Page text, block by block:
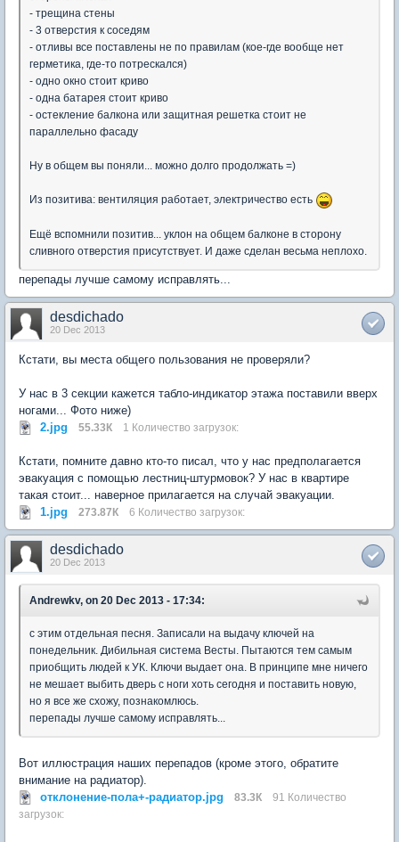
- трещина стены
- 3 отверстия к соседям
- отливы все поставлены не по правилам (кое-где вообще нет
герметика, где-то потрескался)
- одно окно стоит криво
- одна батарея стоит криво
- остекление балкона или защитная решетка стоит не
параллельно фасаду
Ну в общем вы поняли... можно долго продолжать =)
Из позитива: вентиляция работает, электричество есть
Ещё вспомнили позитив... уклон на общем балконе в сторону
сливного отверстия присутствует. И даже сделан весьма неплохо.
перепады лучше самому исправлять...
desdichado
20 Dec 2013
Кстати, вы места общего пользования не проверяли?
У нас в 3 секции кажется табло-индикатор этажа поставили вверх
ногами... Фото ниже)
2.jpg
55.33К 1 Количество загрузок:
Кстати, помните давно кто-то писал, что у нас предполагается
эвакуация с помощью лестниц-штурмовок? У нас в квартире
такая стоит... наверное прилагается на случай эвакуации.
1.jpg
273.87К 6 Количество загрузок:
desdichado
20 Dec 2013
Andrewkv, on 20 Dec 2013 - 17:34:
с этим отдельная песня. Записали на выдачу ключей на
понедельник. Дибильная система Весты. Пытаются тем самым
приобщить людей к УК. Ключи выдает она. В принципе мне ничего
не мешает выбить дверь с ноги хоть сегодня и поставить новую,
но я все же схожу, познакомлюсь.
перепады лучше самому исправлять...
Вот иллюстрация наших перепадов (кроме этого, обратите
внимание на радиатор).
отклонение-пола+-радиатор.jpg
83.3К
91 Количество
загрузок: